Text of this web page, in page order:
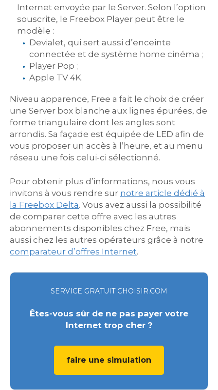
Internet envoyée par le Server. Selon l’option
souscrite, le Freebox Player peut être le
modèle :
Devialet, qui sert aussi d’enceinte
connectée et de système home cinéma ;
Player Pop ;
Apple TV 4K.
Niveau apparence, Free a fait le choix de créer
une Server box blanche aux lignes épurées, de
forme triangulaire dont les angles sont
arrondis. Sa façade est équipée de LED afin de
vous proposer un accès à l’heure, et au menu
réseau une fois celui-ci sélectionné.
Pour obtenir plus d’informations, nous vous
invitons à vous rendre sur notre article dédié à
la Freebox Delta. Vous avez aussi la possibilité
de comparer cette offre avec les autres
abonnements disponibles chez Free, mais
aussi chez les autres opérateurs grâce à notre
comparateur d’offres Internet.
SERVICE GRATUIT CHOISIR.COM
Êtes-vous sûr de ne pas payer votre
Internet trop cher ?
faire une simulation